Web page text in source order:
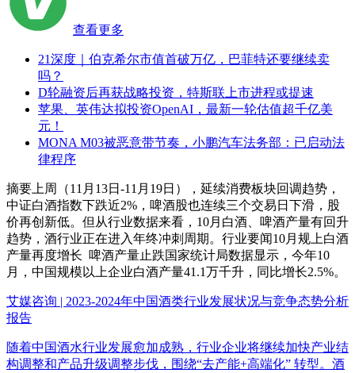
查看更多
21深度｜伯克希尔市值首破万亿，巴菲特还要继续卖
吗？
D轮融资后再获战略投资，特斯联上市进程或提速
苹果、英伟达拟投资OpenAI，最新一轮估值超千亿美
元！
MONA M03被恶意带节奏，小鹏汽车法务部：已启动法
律程序
摘要 上周（11月13日-11月19日），延续消费板块回调趋势，
中证白酒指数下跌近2%，啤酒股也连续三个交易日下滑，股
价再创新低。但从行业数据来看，10月白酒、啤酒产量有回升
趋势，酒行业正在进入年终冲刺周期。行业要闻10月规上白酒
产量再度增长 啤酒产量止跌国家统计局数据显示，今年10
月，中国规模以上企业白酒产量41.1万千升，同比增长2.5%。
艾媒咨询 | 2023-2024年中国酒类行业发展状况与竞争态势分析
报告
随着中国酒水行业发展愈加成熟，行业企业将继续加快产业结
构调整和产品升级调整步伐，围绕“去产能+高端化” 转型。酒